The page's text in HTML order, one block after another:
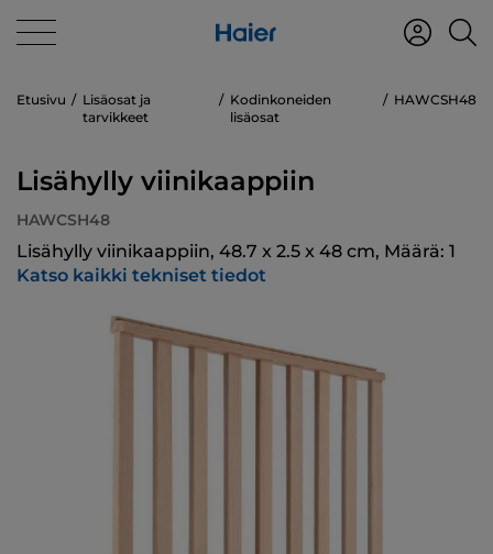
Etusivu
Lisäosat ja
tarvikkeet
Kodinkoneiden
lisäosat
HAWCSH48
Lisähylly viinikaappiin
HAWCSH48
Lisähylly viinikaappiin, 48.7 x 2.5 x 48 cm, Määrä: 1
Katso kaikki tekniset tiedot